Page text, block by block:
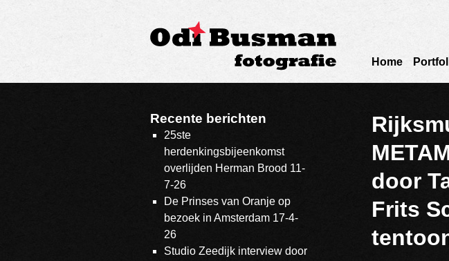
Home
door
Frits
Recente berichten
25ste
herdenkingsbijeenkomst
overlijden Herman Brood 11-
7-26
De Prinses van Oranje op
bezoek in Amsterdam 17-4-
26
Studio Zeedijk interview door